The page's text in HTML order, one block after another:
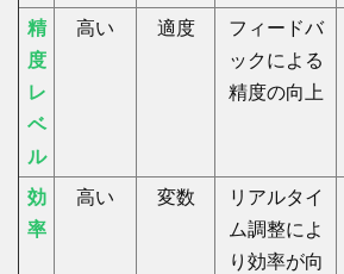
精
度
レ
ベ
ル
高い 適度
フィードバ
ックによる
精度の向上
効
率
高い 変数
リアルタイ
ム調整によ
り効率が向